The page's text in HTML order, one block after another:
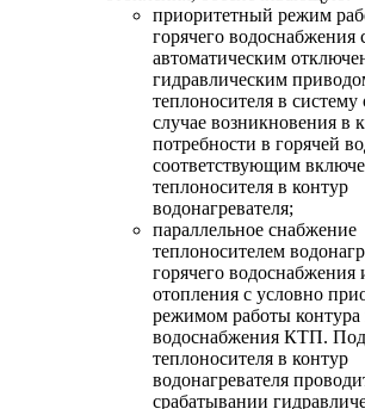
приоритетный режим
горячего водоснабжения
автоматическим
гидравлическим
теплоносителя в систему
случае возникновения в
потребности в горячей
соответствующим
теплоносителя в контур
водонагревателя;
параллельное снабжение
теплоносителем
горячего водоснабжения
отопления с условно
режимом работы контура
водоснабжения КТП.
теплоносителя в контур
водонагревателя
срабатывании